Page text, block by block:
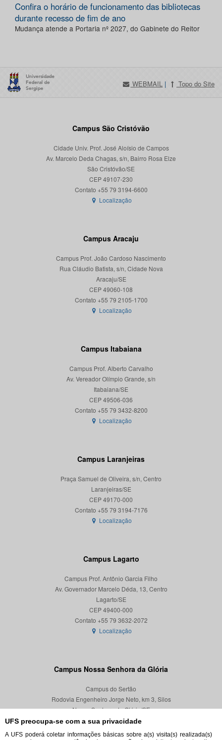
UFS preocupa-se com a sua privacidade
A UFS poderá coletar informações básicas sobre a(s) visita(s) realizada(s)
Confira o horário de funcionamento das bibliotecas
durante recesso de fim de ano
Mudança atende a Portaria nº 2027, do Gabinete do Reitor
WEBMAIL | Topo do Site
Campus São Cristóvão
Cidade Univ. Prof. José Aloísio de Campos
Av. Marcelo Deda Chagas, s/n, Bairro Rosa Elze
São Cristóvão/SE
CEP 49107-230
Localização
Campus Aracaju
Campus Prof. João Cardoso Nascimento
Rua Cláudio Batista, s/n, Cidade Nova
Aracaju/SE
CEP 49060-108
Localização
Campus Itabaiana
Campus Prof. Alberto Carvalho
Av. Vereador Olímpio Grande, s/n
Itabaiana/SE
CEP 49506-036
Localização
Campus Laranjeiras
Praça Samuel de Oliveira, s/n, Centro
Laranjeiras/SE
CEP 49170-000
Localização
Campus Lagarto
Campus Prof. Antônio Garcia Filho
Av. Governador Marcelo Déda, 13, Centro
Lagarto/SE
CEP 49400-000
Localização
Campus Nossa Senhora da Glória
Campus do Sertão
Rodovia Engenheiro Jorge Neto, km 3, Silos
Nossa Senhora da Glória/SE
CEP 49680-000